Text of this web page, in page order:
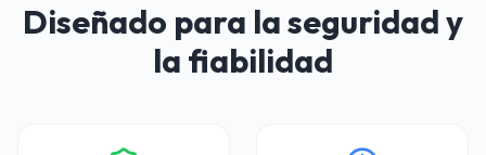
Diseñado para la seguridad y
la fiabilidad